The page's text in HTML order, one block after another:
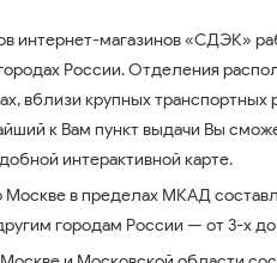
интернет-магазинов «СДЭК»
России. Отделения
вблизи крупных транспортных
к Вам пункт выдачи Вы
интерактивной карте.
Москве в пределах МКАД
городам России — от 3-х